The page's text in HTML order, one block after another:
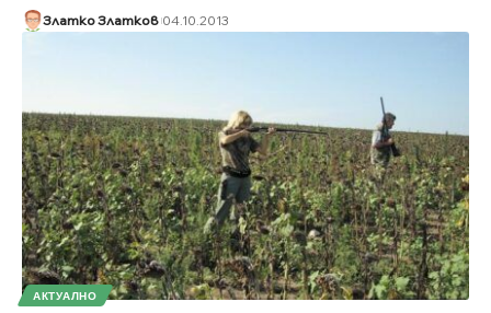
Златко Златков 04.10.2013
АКТУАЛНО